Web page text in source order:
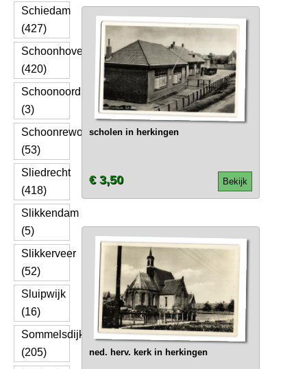
Schiedam
(427)
Schoonhoven
(420)
Schoonoord
(3)
Schoonrewoerd
(53)
Sliedrecht
(418)
Slikkendam
(5)
Slikkerveer
(52)
Sluipwijk
(16)
Sommelsdijk
(205)
scholen in herkingen
Bekijk
€ 3,50
ned. herv. kerk in herkingen